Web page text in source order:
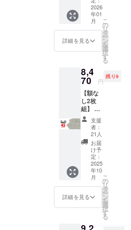
います。彼
ら自身が自
宅に飾りた
いポスター
を発注した
けで始動し
たプロジェ
クトが7e8デ
ザインで
す。全ての
作品は、7e8
デザイン
チームにて
企画、デザ
イン、制作
を行った日
リジナル作
x728m
m) ・用
紙：印
刷用特
殊紙
フセッ
ト印刷
・生
産：日
本 ハー
ドケー
ス仕様
・サイ
ズ：直
径
80mmx
長さ
580mm
・生
産：日
本 ※額
は付属
20%OF
F￥6,16
0(税込)
内容 ・
動物病
院の
「犬ポ
ター」
・ハー
ドケー
ス x 1
ポス
ター仕
様 ・サ
イズ：
B2(515
x728m
m) ・用
紙：印
刷用特
殊紙
195gs
m ・印
刷：オ
産：日
2026
年01
月
詳細を見る
こ
の
リ
タ
ー
ン
を
選
択
す
る
8,4
70 円
残り9
【額な
し2枚
組】 先
着30名
様限
定！ 一
般販売
予定価
￥7,700
(税込) x
2=￥15,
400(税
込)のと
ころ、
→
F￥8,47
支援
者：
21人
お届
け予
定：
2025
年10
月
詳細を見る
こ
の
リ
タ
ー
ン
を
選
択
す
る